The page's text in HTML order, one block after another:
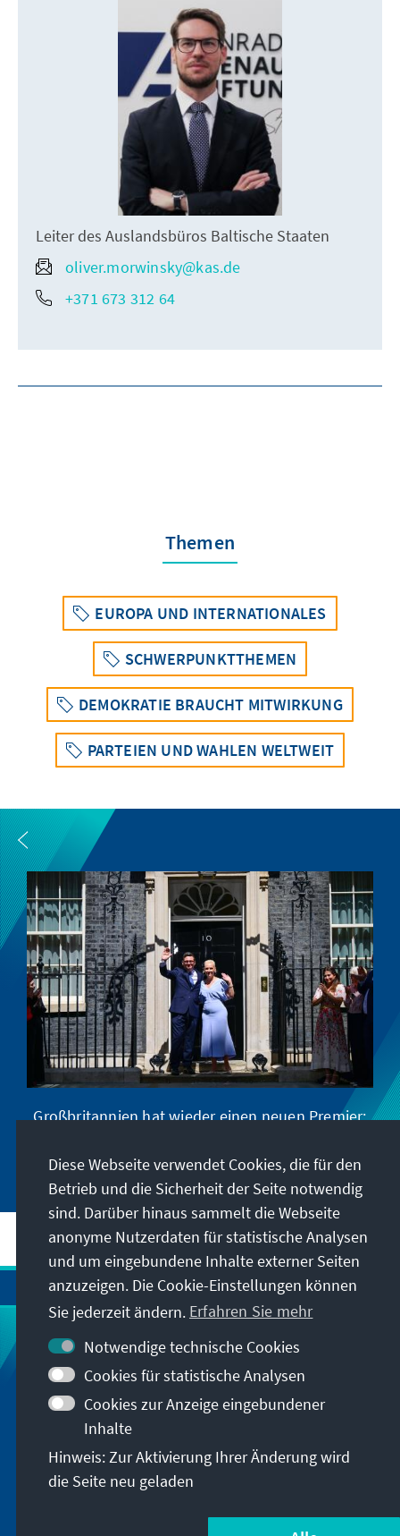
Leiter des Auslandsbüros Baltische Staaten
oliver.morwinsky@kas.de
+371 673 312 64
Themen
EUROPA UND INTERNATIONALES
SCHWERPUNKTTHEMEN
DEMOKRATIE BRAUCHT MITWIRKUNG
PARTEIEN UND WAHLEN WELTWEIT
Großbritannien hat wieder einen neuen Premier:
Newsletter Argentinien
Das Auslandsbüro der Konrad-Adenauer-
Stiftung (KAS) in Argentinien möchte allen
Interessierten einen besseren Zugang zu den
politischen Ereignissen des Landes
regelmäßig Berichte mit den wichtigsten
Diese Webseite verwendet Cookies, die für den
Betrieb und die Sicherheit der Seite notwendig
sind. Darüber hinaus sammelt die Webseite
anonyme Nutzerdaten für statistische Analysen
und um eingebundene Inhalte externer Seiten
anzuzeigen. Die Cookie-Einstellungen können
Sie jederzeit ändern. Erfahren Sie mehr
Notwendige technische Cookies
Cookies für statistische Analysen
Cookies zur Anzeige eingebundener
Inhalte
Hinweis: Zur Aktivierung Ihrer Änderung wird
die Seite neu geladen